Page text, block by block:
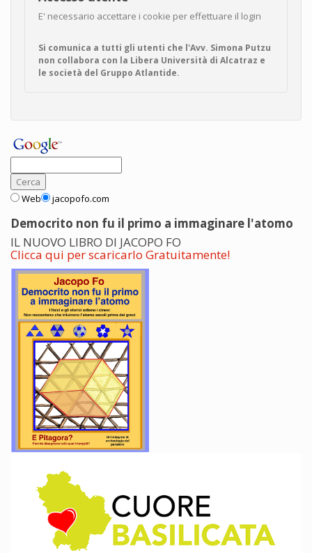
E' necessario accettare i cookie per effettuare il login
Si comunica a tutti gli utenti che l'Avv. Simona Putzu
non collabora con la Libera Università di Alcatraz e
le società del Gruppo Atlantide.
Web jacopofo.com
Democrito non fu il primo a immaginare l'atomo
IL NUOVO LIBRO DI JACOPO FO
Clicca qui per scaricarlo Gratuitamente!